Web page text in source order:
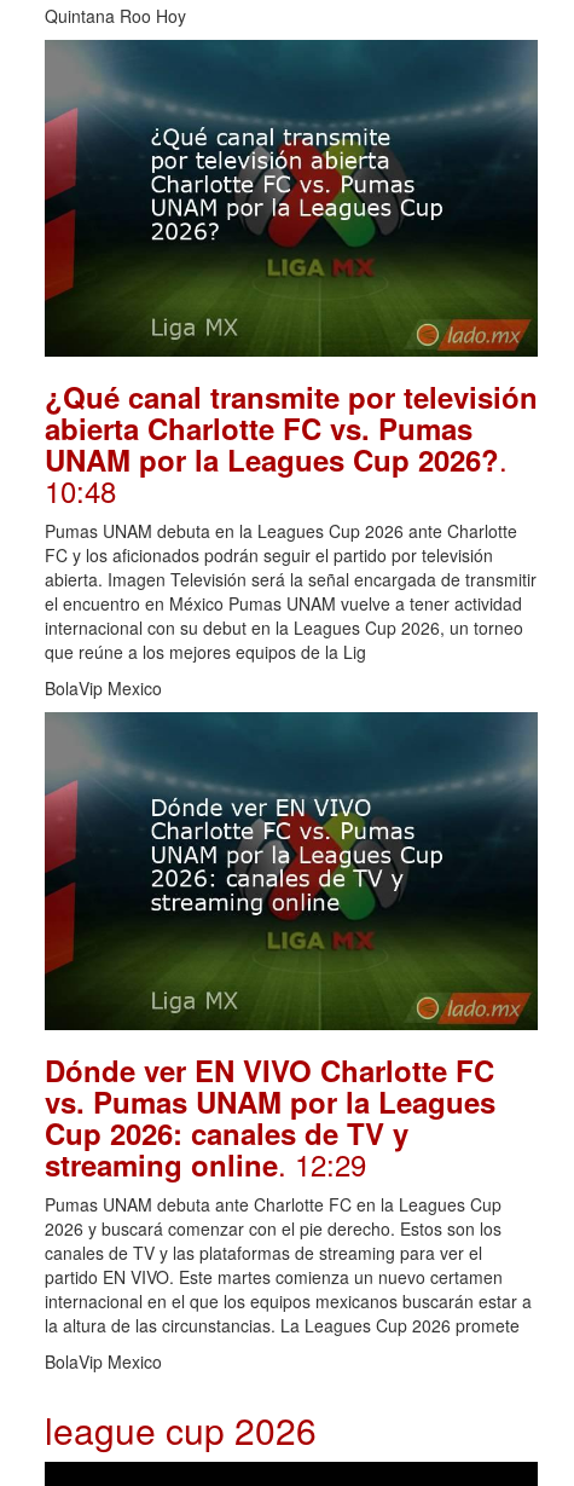
Quintana Roo Hoy
¿Qué canal transmite por televisión
abierta Charlotte FC vs. Pumas
UNAM por la Leagues Cup 2026?.
10:48
Pumas UNAM debuta en la Leagues Cup 2026 ante Charlotte
FC y los aficionados podrán seguir el partido por televisión
abierta. Imagen Televisión será la señal encargada de transmitir
el encuentro en México Pumas UNAM vuelve a tener actividad
internacional con su debut en la Leagues Cup 2026, un torneo
que reúne a los mejores equipos de la Lig
BolaVip Mexico
Dónde ver EN VIVO Charlotte FC
vs. Pumas UNAM por la Leagues
Cup 2026: canales de TV y
streaming online. 12:29
Pumas UNAM debuta ante Charlotte FC en la Leagues Cup
2026 y buscará comenzar con el pie derecho. Estos son los
canales de TV y las plataformas de streaming para ver el
partido EN VIVO. Este martes comienza un nuevo certamen
internacional en el que los equipos mexicanos buscarán estar a
la altura de las circunstancias. La Leagues Cup 2026 promete
BolaVip Mexico
league cup 2026